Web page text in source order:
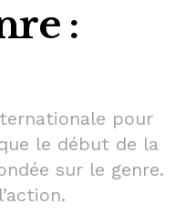
:
pour
le début de la
sur le genre.